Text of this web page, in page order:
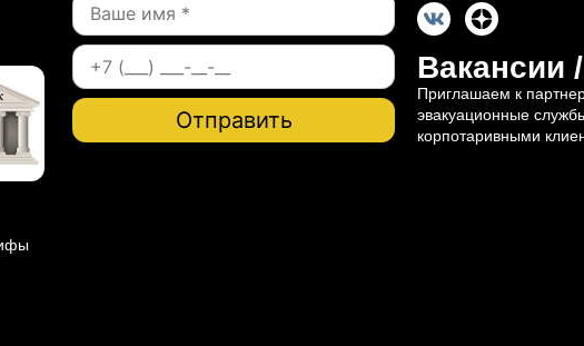
Вакансии
Приглашаем к
эвакуационные
корпотаривными